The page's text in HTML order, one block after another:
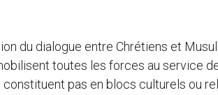
du dialogue entre Chrétiens et
toutes les forces au service
constituent pas en blocs culturels ou